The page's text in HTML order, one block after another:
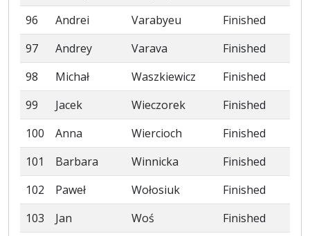
96
Andrei Varabyeu
Finished
97
Andrey Varava
Finished
98
Michał Waszkiewicz
Finished
99
Jacek Wieczorek
Finished
100
Anna Wiercioch
Finished
101
Barbara Winnicka
Finished
102
Paweł Wołosiuk
Finished
103
Jan Woś
Finished